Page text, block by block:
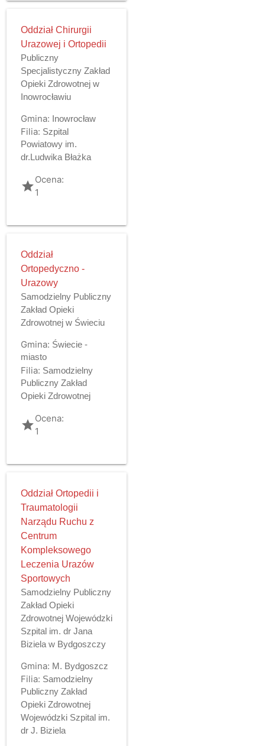
Oddział Chirurgii
Urazowej i Ortopedii
Publiczny
Specjalistyczny Zakład
Opieki Zdrowotnej w
Inowrocławiu
Gmina: Inowrocław
Filia: Szpital
Powiatowy im.
dr.Ludwika Błażka
gradeOcena:
1
Oddział
Ortopedyczno -
Urazowy
Samodzielny Publiczny
Zakład Opieki
Zdrowotnej w Świeciu
Gmina: Świecie -
miasto
Filia: Samodzielny
Publiczny Zakład
Opieki Zdrowotnej
gradeOcena:
1
Oddział Ortopedii i
Traumatologii
Narządu Ruchu z
Centrum
Kompleksowego
Leczenia Urazów
Sportowych
Samodzielny Publiczny
Zakład Opieki
Zdrowotnej Wojewódzki
Szpital im. dr Jana
Biziela w Bydgoszczy
Gmina: M. Bydgoszcz
Filia: Samodzielny
Publiczny Zakład
Opieki Zdrowotnej
Wojewódzki Szpital im.
dr J. Biziela